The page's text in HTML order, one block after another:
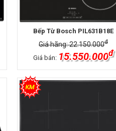
Bếp Từ Bosch PIL631B18E
Giá hãng: 22.150.000đ
Giá bán: 15.550.000đ